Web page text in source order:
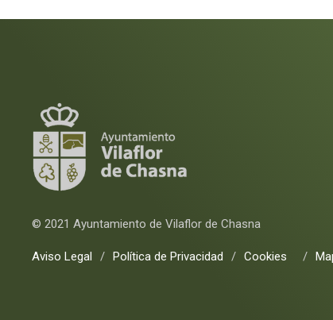
© 2021 Ayuntamiento de Vilaflor de Chasna
Aviso Legal / Política de Privacidad / Cookies /